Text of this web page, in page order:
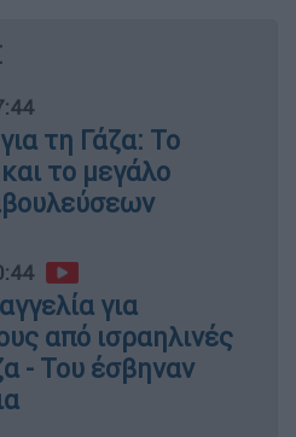
τη Γάζα: Το
το μεγάλο
για
από ισραηλινές
- Του έσβηναν